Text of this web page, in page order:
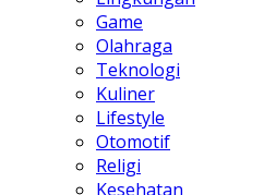
Game
Olahraga
Teknologi
Kuliner
Lifestyle
Otomotif
Religi
Kesehatan